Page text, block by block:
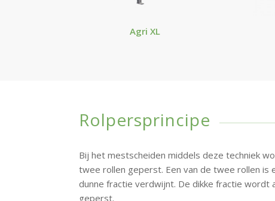
Agri XL
Rolpersprincipe
Bij het mestscheiden middels deze techniek
twee rollen geperst. Een van de twee rollen is
dunne fractie verdwijnt. De dikke fractie wordt
geperst.